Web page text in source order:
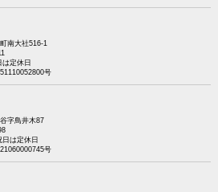
南大社516-1
定休日
号
字鳥井木87
は定休日
号